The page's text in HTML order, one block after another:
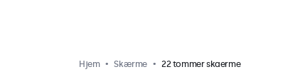
Hjem Skærme 22 tommer skaerme